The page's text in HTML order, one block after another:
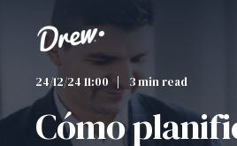
24/12/24 11:00 3 min read
Cómo